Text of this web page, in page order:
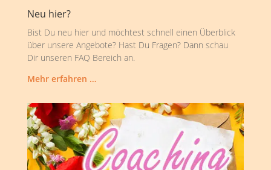
Neu hier?
Bist Du neu hier und möchtest schnell einen Überblick
über unsere Angebote? Hast Du Fragen? Dann schau
Dir unseren FAQ Bereich an.
Mehr erfahren …